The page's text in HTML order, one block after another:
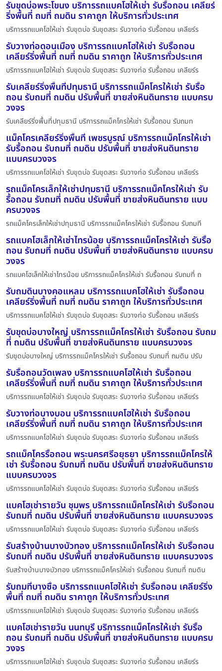
รับขุดบ่อพระโขนง บริการรถแบคโฮให้เช่า รับรื้อถอน เคลียร์
ริ่งพื้นที่ ถมที่ ถมดิน ราคาถูก ให้บริการทั่วประเทศ
บริการรถแบคโฮให้เช่า รับขุดบ่อ รับขุดสระ รับวางท่อ รับรื้อถอน เคลียร์ร
รับวางท่อดอนเมือง บริการรถแบคโฮให้เช่า รับรื้อถอน
เคลียร์ริ่งพื้นที่ ถมที่ ถมดิน ราคาถูก ให้บริการทั่วประเทศ
บริการรถแบคโฮให้เช่า รับขุดบ่อ รับขุดสระ รับวางท่อ รับรื้อถอน เคลียร์ร
รับเคลียร์ริ่งพื้นที่ปทุมธานี บริการรถแม็คโครให้เช่า รับรื้อ
ถอน รับถมที่ ถมดิน ปรับพื้นที่ ขายส่งหินดินทราย แบบครบ
วงจร
รับเคลียร์ริ่งพื้นที่ปทุมธานี บริการรถแม็คโครให้เช่า รับรื้อถอน รับถมท
แม็คโครเคลียร์ริ่งพื้นที่ เพชรบูรณ์ บริการรถแม็คโครให้เช่า
รับรื้อถอน รับถมที่ ถมดิน ปรับพื้นที่ ขายส่งหินดินทราย
แบบครบวงจร
บริการรถแบคโฮให้เช่า รับขุดบ่อ รับขุดสระ รับวางท่อ รับรื้อถอน เคลียร์ร
รถแม็คโครเล็กให้เช่าปทุมธานี บริการรถแม็คโครให้เช่า รับ
รื้อถอน รับถมที่ ถมดิน ปรับพื้นที่ ขายส่งหินดินทราย แบบ
ครบวงจร
รถแม็คโครเล็กให้เช่าปทุมธานี บริการรถแม็คโครให้เช่า รับรื้อถอน รับถมที
รถแบคโฮเล็กให้เช่าไทรน้อย บริการรถแม็คโครให้เช่า รับรื้อ
ถอน รับถมที่ ถมดิน ปรับพื้นที่ ขายส่งหินดินทราย แบบครบ
วงจร
รถแบคโฮเล็กให้เช่าไทรน้อย บริการรถแม็คโครให้เช่า รับรื้อถอน รับถมที่ ถ
รับถมดินบางคอแหลม บริการรถแบคโฮให้เช่า รับรื้อถอน
เคลียร์ริ่งพื้นที่ ถมที่ ถมดิน ราคาถูก ให้บริการทั่วประเทศ
บริการรถแบคโฮให้เช่า รับขุดบ่อ รับขุดสระ รับวางท่อ รับรื้อถอน เคลียร์ร
รับขุดบ่อบางใหญ่ บริการรถแม็คโครให้เช่า รับรื้อถอน รับถม
ที่ ถมดิน ปรับพื้นที่ ขายส่งหินดินทราย แบบครบวงจร
รับขุดบ่อบางใหญ่ บริการรถแม็คโครให้เช่า รับรื้อถอน รับถมที่ ถมดิน ปรับ
รับรื้อถอนวัดเพลง บริการรถแบคโฮให้เช่า รับรื้อถอน
เคลียร์ริ่งพื้นที่ ถมที่ ถมดิน ราคาถูก ให้บริการทั่วประเทศ
บริการรถแบคโฮให้เช่า รับขุดบ่อ รับขุดสระ รับวางท่อ รับรื้อถอน เคลียร์ร
รับวางท่อบางบอน บริการรถแบคโฮให้เช่า รับรื้อถอน
เคลียร์ริ่งพื้นที่ ถมที่ ถมดิน ราคาถูก ให้บริการทั่วประเทศ
บริการรถแบคโฮให้เช่า รับขุดบ่อ รับขุดสระ รับวางท่อ รับรื้อถอน เคลียร์ร
รถแม็คโครรื้อถอน พระนครศรีอยุธยา บริการรถแม็คโครให้
เช่า รับรื้อถอน รับถมที่ ถมดิน ปรับพื้นที่ ขายส่งหินดินทราย
แบบครบวงจร
บริการรถแบคโฮให้เช่า รับขุดบ่อ รับขุดสระ รับวางท่อ รับรื้อถอน เคลียร์ร
แบคโฮเช่ารายวัน ชุมพร บริการรถแม็คโครให้เช่า รับรื้อถอน
รับถมที่ ถมดิน ปรับพื้นที่ ขายส่งหินดินทราย แบบครบวงจร
บริการรถแบคโฮให้เช่า รับขุดบ่อ รับขุดสระ รับวางท่อ รับรื้อถอน เคลียร์ร
รับสร้างบ้านบางบัวทอง บริการรถแม็คโครให้เช่า รับรื้อถอน
รับถมที่ ถมดิน ปรับพื้นที่ ขายส่งหินดินทราย แบบครบวงจร
รับสร้างบ้านบางบัวทอง บริการรถแม็คโครให้เช่า รับรื้อถอน รับถมที่ ถมดิน
รับถมที่บางซื่อ บริการรถแบคโฮให้เช่า รับรื้อถอน เคลียร์ริ่ง
พื้นที่ ถมที่ ถมดิน ราคาถูก ให้บริการทั่วประเทศ
บริการรถแบคโฮให้เช่า รับขุดบ่อ รับขุดสระ รับวางท่อ รับรื้อถอน เคลียร์ร
แบคโฮเช่ารายวัน นนทบุรี บริการรถแม็คโครให้เช่า รับรื้อ
ถอน รับถมที่ ถมดิน ปรับพื้นที่ ขายส่งหินดินทราย แบบครบ
วงจร
บริการรถแบคโฮให้เช่า รับขุดบ่อ รับขุดสระ รับวางท่อ รับรื้อถอน เคลียร์ร